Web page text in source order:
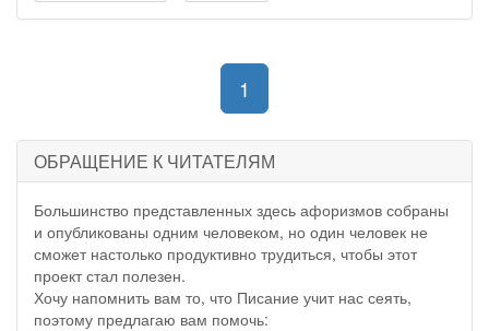
1
ОБРАЩЕНИЕ К ЧИТАТЕЛЯМ
Большинство представленных здесь афоризмов собраны
и опубликованы одним человеком, но один человек не
сможет настолько продуктивно трудиться, чтобы этот
проект стал полезен.
Хочу напомнить вам то, что Писание учит нас сеять,
поэтому предлагаю вам помочь: